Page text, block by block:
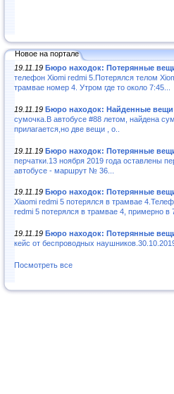
Новое на портале
19.11.19 Бюро находок: Потерянные
телефон Xiomi redmi 5.Потерялся телом
трамвае номер 4. Утром где то около 7:45...
19.11.19 Бюро находок: Найденные
сумочка.В автобусе #88 летом, найдена
прилагается,но две вещи , о..
19.11.19 Бюро находок: Потерянные
перчатки.13 ноября 2019 года оставлены
автобусе - маршрут № 36...
19.11.19 Бюро находок: Потерянные
Xiaomi redmi 5 потерялся в трамвае
redmi 5 потерялся в трамвае 4, примерно в
19.11.19 Бюро находок: Потерянные
кейс от беспроводных наушников.30.10.2019
Посмотреть все